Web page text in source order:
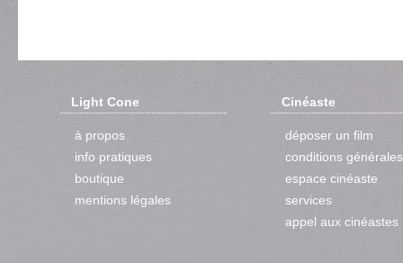
Light Cone
à propos
info pratiques
boutique
mentions légales
Cinéaste
déposer un film
conditions générales
espace cinéaste
services
appel aux cinéastes